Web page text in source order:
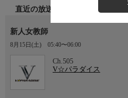
直近の放送
新人女教師
8月15日(土) 05:40〜06:00
Ch.505
V☆パラダイス